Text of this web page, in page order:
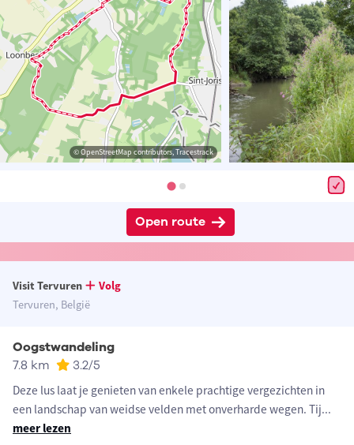
© OpenStreetMap contributors, Tracestrack
Open route
Visit Tervuren
Volg
Tervuren, België
Oogstwandeling
7.8 km 3.2/5
Deze lus laat je genieten van enkele prachtige vergezichten in
een landschap van weidse velden met onverharde wegen. Tij...
meer lezen